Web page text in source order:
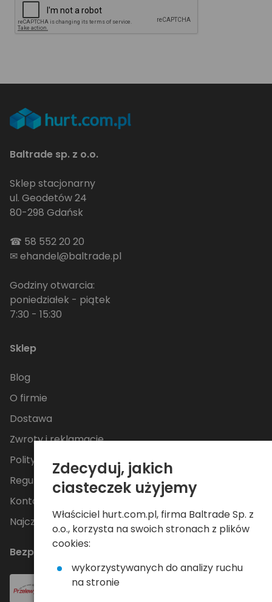
Baltrade sp. z o.o.
Sklep stacjonarny
ul. Geodetów 24
80-298 Gdańsk
☎ 58 552 20 20
✉ehandel@baltrade.pl
Godziny otwarcia:
poniedziałek - piątek
7:30 - 15:30
Sklep
Blog
O firmie
Dostawa
Zwroty i reklamacje
Polityka Prywatności
Regulamin
Kontakt
Najczęściej zadawane pytania
Bezpieczne płatności
Zdecyduj, jakich
ciasteczek użyjemy
Właściciel hurt.com.pl, firma Baltrade Sp. z
o.o., korzysta na swoich stronach z plików
cookies:
wykorzystywanych do analizy ruchu
na stronie